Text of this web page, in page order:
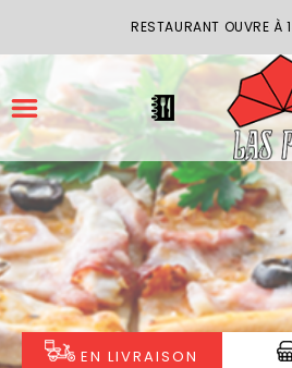
RESTAURANT OUVRE À
ACCUEIL
LA CARTE
VOTRE COMPTE
EN LIVRAISON